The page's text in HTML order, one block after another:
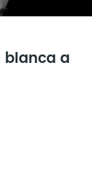
blanca a